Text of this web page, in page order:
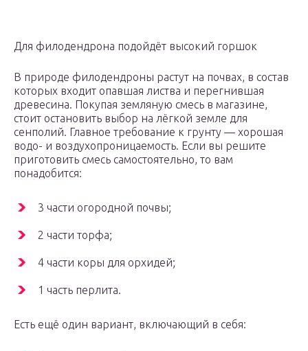
Для филодендрона подойдёт высокий горшок
В природе филодендроны растут на почвах, в состав
которых входит опавшая листва и перегнившая
древесина. Покупая земляную смесь в магазине,
стоит остановить выбор на лёгкой земле для
сенполий. Главное требование к грунту — хорошая
водо- и воздухопроницаемость. Если вы решите
приготовить смесь самостоятельно, то вам
понадобится:
3 части огородной почвы;
2 части торфа;
4 части коры для орхидей;
1 часть перлита.
Есть ещё один вариант, включающий в себя: